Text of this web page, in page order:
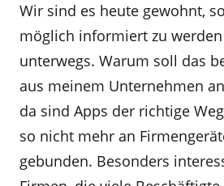
Wir sind es heute gewohnt,
möglich informiert zu werden
unterwegs. Warum soll das
aus meinem Unternehmen
da sind Apps der richtige
so nicht mehr an
gebunden. Besonders